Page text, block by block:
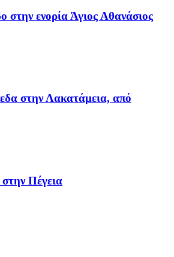
στην ενορία Άγιος Αθανάσιος
στην Λακατάμεια, από
Πέγεια